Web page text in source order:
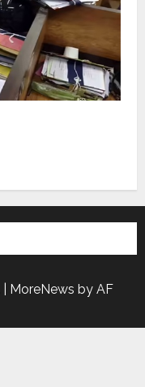
MoreNews by AF